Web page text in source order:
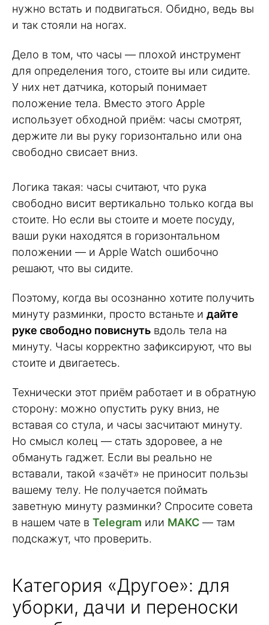
нужно встать и подвигаться. Обидно, ведь вы
и так стояли на ногах.
Дело в том, что часы — плохой инструмент
для определения того, стоите вы или сидите.
У них нет датчика, который понимает
положение тела. Вместо этого Apple
использует обходной приём: часы смотрят,
держите ли вы руку горизонтально или она
свободно свисает вниз.
Логика такая: часы считают, что рука
свободно висит вертикально только когда вы
стоите. Но если вы стоите и моете посуду,
ваши руки находятся в горизонтальном
положении — и Apple Watch ошибочно
решают, что вы сидите.
Поэтому, когда вы осознанно хотите получить
минуту разминки, просто встаньте и дайте
руке свободно повиснуть вдоль тела на
минуту. Часы корректно зафиксируют, что вы
стоите и двигаетесь.
Технически этот приём работает и в обратную
сторону: можно опустить руку вниз, не
вставая со стула, и часы засчитают минуту.
Но смысл колец — стать здоровее, а не
обмануть гаджет. Если вы реально не
вставали, такой «зачёт» не приносит пользы
вашему телу. Не получается поймать
заветную минуту разминки? Спросите совета
в нашем чате в Telegram или МАКС — там
подскажут, что проверить.
Категория «Другое»: для
уборки, дачи и переноски